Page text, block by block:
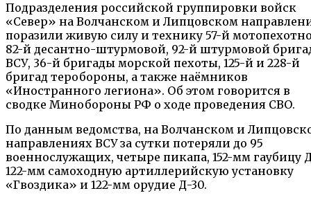
Подразделения российской группировки войск
«Север» на Волчанском и Липцовском
поразили живую силу и технику 57-й
82-й десантно-штурмовой, 92-й штурмовой
ВСУ, 36-й бригады морской пехоты, 125-й и 228-й
бригад теробороны, а также наёмников
«Иностранного легиона». Об этом говорится в
сводке Минобороны РФ о ходе проведения СВО.
По данным ведомства, на Волчанском и
направлениях ВСУ за сутки потеряли до 95
военнослужащих, четыре пикапа, 152-мм гаубицу
122-мм самоходную артиллерийскую установку
«Гвоздика» и 122-мм орудие Д-30.